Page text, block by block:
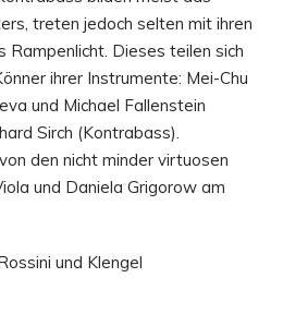
treten jedoch selten mit ihren
Rampenlicht. Dieses teilen sich
ihrer Instrumente: Mei-Chu
und Michael Fallenstein
Sirch (Kontrabass).
den nicht minder virtuosen
und Daniela Grigorow am
und Klengel